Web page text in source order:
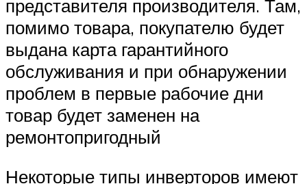
представителя производителя. Там,
помимо товара, покупателю будет
выдана карта гарантийного
обслуживания и при обнаружении
проблем в первые рабочие дни
товар будет заменен на
ремонтопригодный
Некоторые типы инверторов имеют